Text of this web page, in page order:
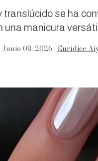
se ha
una manicura
Junio 08, 2026 • Eurídice